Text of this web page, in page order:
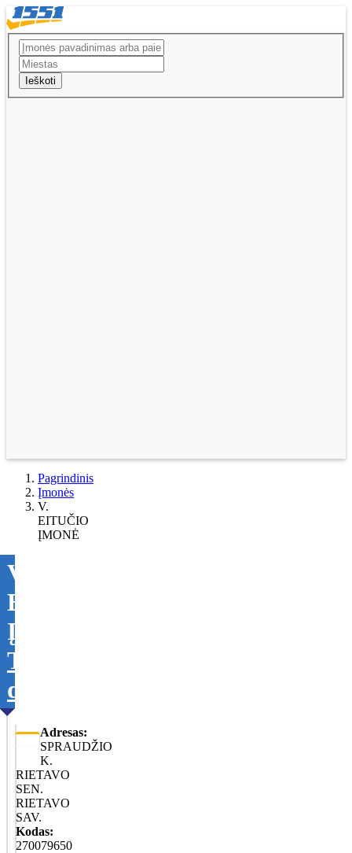
Ieškoti
Pagrindinis
Įmonės
V.
EITUČIO
ĮMONĖ
V.
EITUČIO
ĮMONĖ
Tikslinti
duomenis
Adresas:
SPRAUDŽIO
K.
RIETAVO
SEN.
RIETAVO
SAV.
Kodas:
270079650